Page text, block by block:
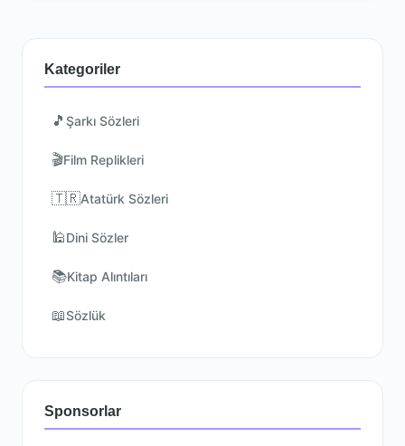
Kategoriler
🎵 Şarkı Sözleri
🎬Film Replikleri
🇹🇷Atatürk Sözleri
🕌Dini Sözler
📚Kitap Alıntıları
📖Sözlük
Sponsorlar